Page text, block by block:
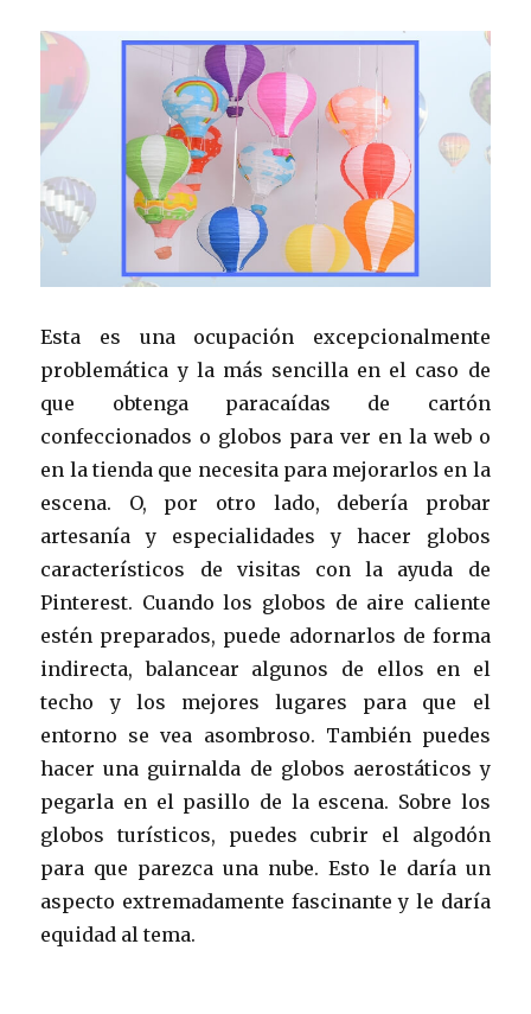
Esta es una ocupación excepcionalmente
problemática y la más sencilla en el caso de
que obtenga paracaídas de cartón
confeccionados o globos para ver en la web o
en la tienda que necesita para mejorarlos en la
escena. O, por otro lado, debería probar
artesanía y especialidades y hacer globos
característicos de visitas con la ayuda de
Pinterest. Cuando los globos de aire caliente
estén preparados, puede adornarlos de forma
indirecta, balancear algunos de ellos en el
techo y los mejores lugares para que el
entorno se vea asombroso. También puedes
hacer una guirnalda de globos aerostáticos y
pegarla en el pasillo de la escena. Sobre los
globos turísticos, puedes cubrir el algodón
para que parezca una nube. Esto le daría un
aspecto extremadamente fascinante y le daría
equidad al tema.